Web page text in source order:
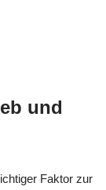
und
Faktor zur